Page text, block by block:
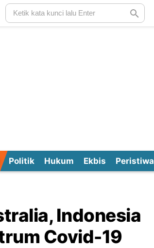
Politik Hukum Ekbis Peristiwa
Indonesia
Covid-19